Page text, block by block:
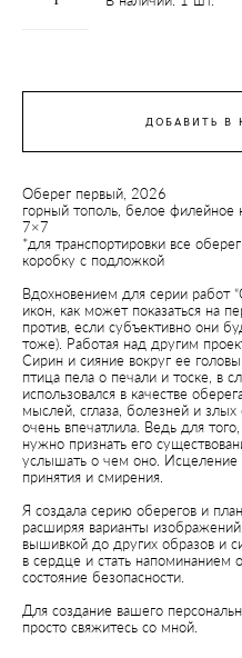
ДОБАВИТЬ В
Оберег первый, 2026
горный тополь, белое филейное
7×7
*для транспортировки все
коробку с подложкой
Вдохновением для серии работ
икон, как может показаться на
против, если субъективно они
тоже). Работая над другим
Сирин и сияние вокруг ее
птица пела о печали и тоске, в
использовался в качестве
мыслей, сглаза, болезней и
очень впечатлила. Ведь для
нужно признать его
услышать о чем оно. Исцеление
принятия и смирения.
Я создала серию оберегов и
расширяя варианты
вышивкой до других образов и
в сердце и стать
состояние безопасности.
Для создание вашего
просто свяжитесь со мной